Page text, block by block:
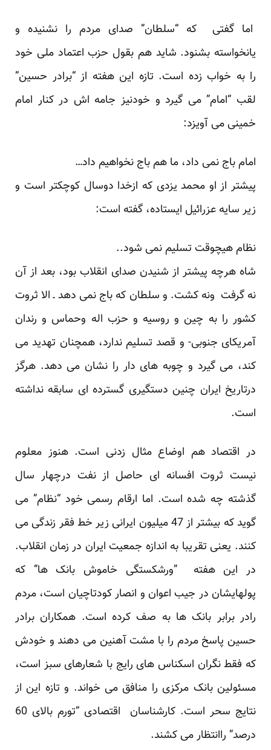
اما گفتی که “سلطان” صدای مردم را نشنیده و
یانخواسته بشنود. شاید هم بقول حزب اعتماد ملی خود
را به خواب زده است. تازه این هفته از “برادر حسین”
لقب “امام” می گیرد و خودنیز جامه اش در کنار امام
خمینی می آویزد:
امام باج نمی داد، ما هم باج نخواهیم داد…
پیشتر از او محمد یزدی که ازخدا دوسال کوچکتر است و
زیر سایه عزرائیل ایستاده، گفته است:
نظام هیچوقت تسلیم نمی شود..
شاه هرچه پیشتر از شنیدن صدای انقلاب بود، بعد از آن
نه گرفت ونه کشت. و سلطان که باج نمی دهد ـ الا ثروت
کشور را به چین و روسیه و حزب اله وحماس و رندان
آمریکای جنوبی- و قصد تسلیم ندارد، همچنان تهدید می
کند، می گیرد و چوبه های دار را نشان می دهد. هرگز
درتاریخ ایران چنین دستگیری گسترده ای سابقه نداشته
است.
در اقتصاد هم اوضاع مثال زدنی است. هنوز معلوم
نیست ثروت افسانه ای حاصل از نفت درچهار سال
گذشته چه شده است. اما ارقام رسمی خود “نظام” می
گوید که بیشتر از 47 میلیون ایرانی زیر خط فقر زندگی می
کنند. یعنی تقریبا به اندازه جمعیت ایران در زمان انقلاب.
در این هفته ”ورشکستگی خاموش بانک ها” که
پولهایشان در جیب اعوان و انصار کودتاچیان است، مردم
رادر برابر بانک ها به صف کرده است. همکاران برادر
حسین پاسخ مردم را با مشت آهنین می دهند و خودش
که فقط نگران اسکناس های رایج با شعارهای سبز است،
مسئولین بانک مرکزی را منافق می خواند. و تازه این از
نتایج سحر است. کارشناسان اقتصادی “تورم بالای 60
درصد” راانتظار می کشند.